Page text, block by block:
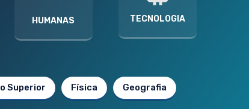
HUMANAS TECNOLOGIA
Superior Física Geografia